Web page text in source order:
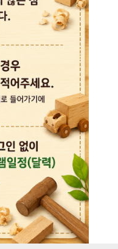
교육까지
수 있는